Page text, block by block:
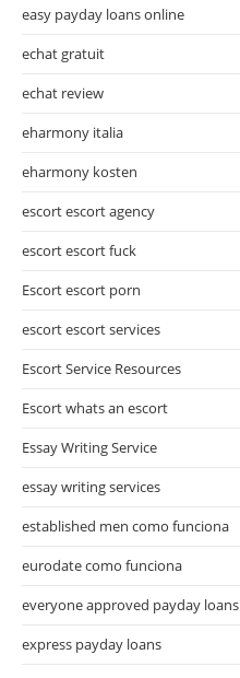
easy payday loans online
echat gratuit
echat review
eharmony italia
eharmony kosten
escort escort agency
escort escort fuck
Escort escort porn
escort escort services
Escort Service Resources
Escort whats an escort
Essay Writing Service
essay writing services
established men como funciona
eurodate como funciona
everyone approved payday loans
express payday loans